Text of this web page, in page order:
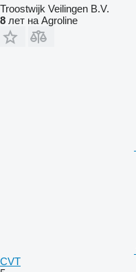
Troostwijk Veilingen B.V.
8 лет на Agroline
CVT